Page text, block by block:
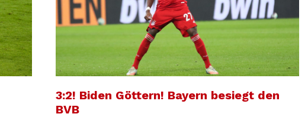
3:2! Biden Göttern! Bayern besiegt den
BVB